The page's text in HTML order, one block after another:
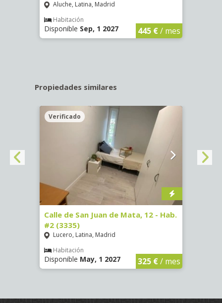
Aluche, Latina, Madrid
Habitación
Disponible Sep, 1 2027 445 €/ mes
Propiedades similares
Verificado
Calle de San Juan de Mata, 12 - Hab.
#2 (3335)
Lucero, Latina, Madrid
Habitación
Disponible May, 1 2027 325 €/ mes